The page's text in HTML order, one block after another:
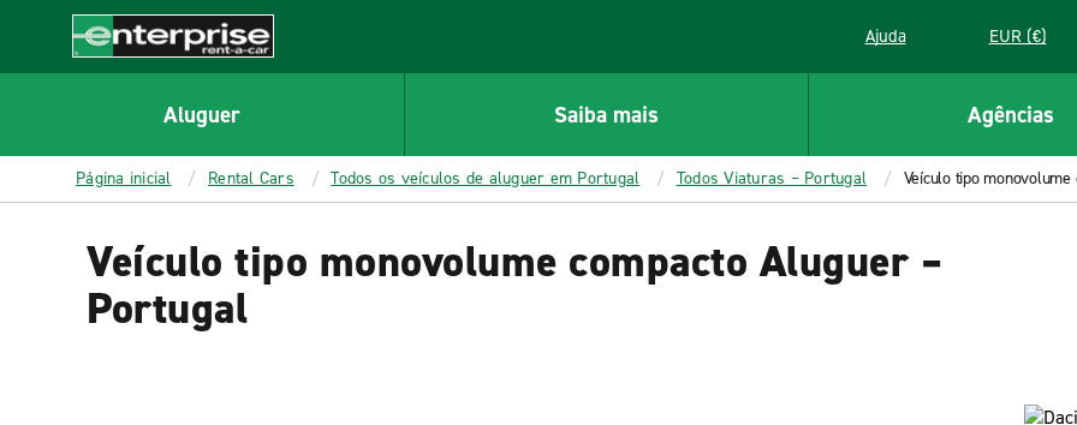
CONTENT
Enterprise
Ajuda EUR (€)
Aluguer Saiba mais Agências
Página inicial Rental Cars Todos os veículos de aluguer em Portugal Todos Viaturas – Portugal Veículo tipo
Veículo tipo monovolume compacto Aluguer –
Portugal